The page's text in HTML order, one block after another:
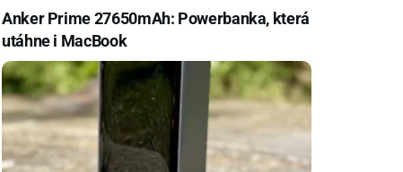
Anker Prime 27650mAh: Powerbanka, která
utáhne i MacBook